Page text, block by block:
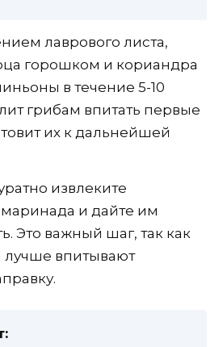
лаврового листа,
горошком и кориандра
в течение 5-10
грибам впитать первые
их к дальнейшей
извлеките
и дайте им
Это важный шаг, так как
впитывают